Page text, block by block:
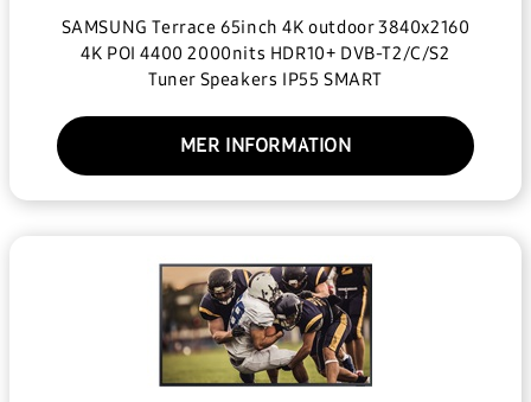
SAMSUNG Terrace 65inch 4K outdoor 3840x2160
4K POI 4400 2000nits HDR10+ DVB-T2/C/S2
Tuner Speakers IP55 SMART
MER INFORMATION